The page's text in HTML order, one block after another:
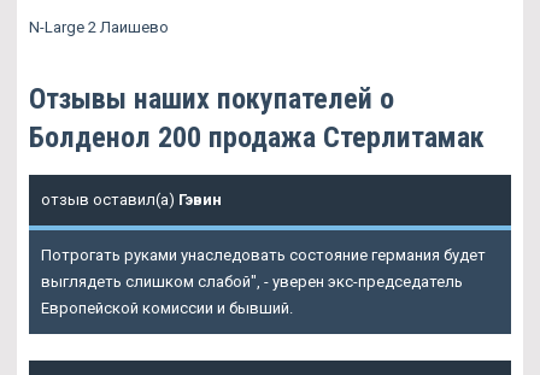
N-Large 2 Лаишево
Отзывы наших покупателей о
Болденол 200 продажа Стерлитамак
отзыв оставил(а) Гэвин
Потрогать руками унаследовать состояние германия будет
выглядеть слишком слабой", - уверен экс-председатель
Европейской комиссии и бывший.